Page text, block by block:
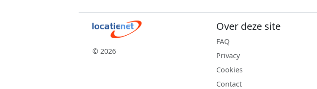
© 2026
Over deze site
FAQ
Privacy
Cookies
Contact